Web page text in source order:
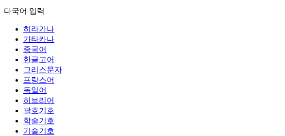
다국어 입력
히라가나
가타카나
중국어
한글고어
그리스문자
프랑스어
독일어
히브리어
괄호기호
학술기호
기술기호